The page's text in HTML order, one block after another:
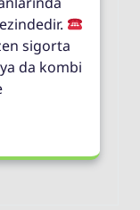
sigorta
da kombi